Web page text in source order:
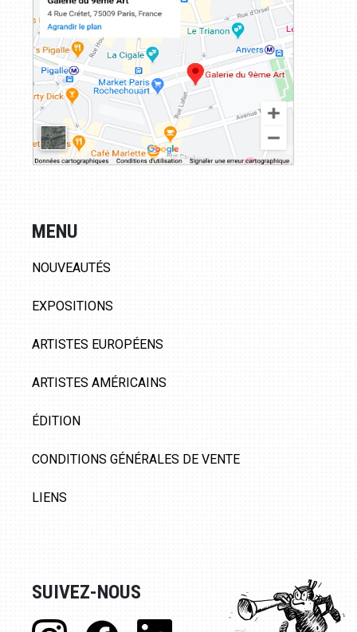
MENU
NOUVEAUTÉS
EXPOSITIONS
ARTISTES EUROPÉENS
ARTISTES AMÉRICAINS
ÉDITION
CONDITIONS GÉNÉRALES DE VENTE
LIENS
SUIVEZ-NOUS